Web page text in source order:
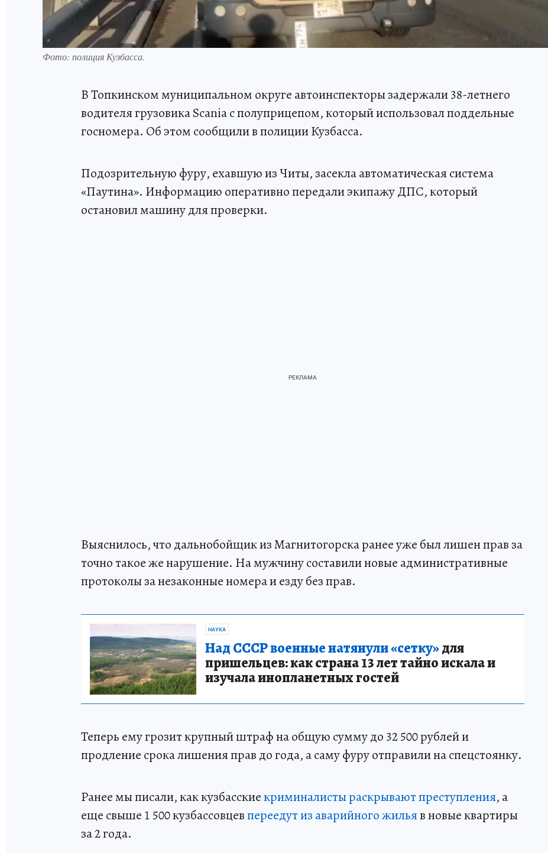
Фото: полиция Кузбасса.
В Топкинском муниципальном округе автоинспекторы задержали 38-летнего
водителя грузовика Scania с полуприцепом, который использовал поддельные
госномера. Об этом сообщили в полиции Кузбасса.
Подозрительную фуру, ехавшую из Читы, засекла автоматическая система
«Паутина». Информацию оперативно передали экипажу ДПС, который
остановил машину для проверки.
Выяснилось, что дальнобойщик из Магнитогорска ранее уже был лишен прав за
точно такое же нарушение. На мужчину составили новые административные
протоколы за незаконные номера и езду без прав.
НАУКА
Над СССР военные натянули «сетку»для
пришельцев: как страна 13 лет тайно искала и
изучала инопланетных гостей
Теперь ему грозит крупный штраф на общую сумму до 32 500 рублей и
продление срока лишения прав до года, а саму фуру отправили на спецстоянку.
Ранее мы писали, как кузбасскиекриминалисты раскрывают преступления, а
еще свыше 1 500 кузбассовцевпереедут из аварийного жильяв новые квартиры
за 2 года.